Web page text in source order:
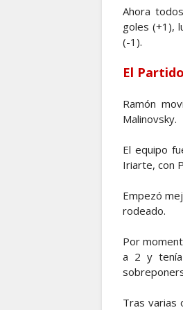
Ahora
goles (+1),
(-1).
El Partido
Ramón
Malinovsky.
El equipo
Iriarte, con
Empezó
rodeado.
Por
a 2 y tenía
Tras varias